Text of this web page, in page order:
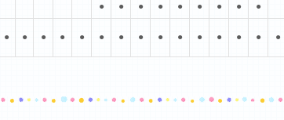
● ● ● ● ● ● ● ● ●
● ● ● ● ● ● ● ● ● ● ● ● ● ● ●